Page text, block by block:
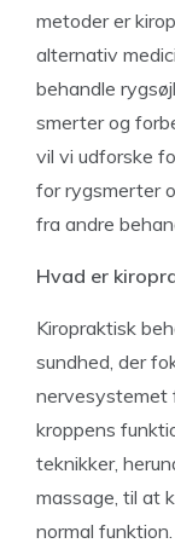
metoder er
alternativ
behandle
smerter og
vil vi udforske
for rygsmerter
fra andre
Hvad er
Kiropraktisk
sundhed, der
nervesystemet
kroppens
teknikker,
massage, til at
normal